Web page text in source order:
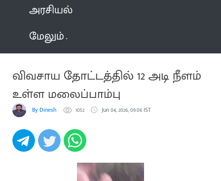
அரசியல்
மேலும்
விவசாய தோட்டத்தில் 12 அடி நீளம்
உள்ள மலைப்பாம்பு
By Dinesh 1052 Jun 04, 2026, 09:06 IST